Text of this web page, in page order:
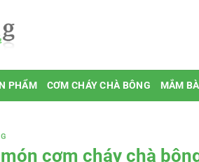
PHẨM CƠM CHÁY CHÀ BÔNG MẮM
cơm cháy chà